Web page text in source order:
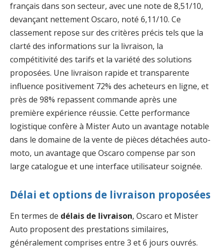
français dans son secteur, avec une note de 8,51/10,
devançant nettement Oscaro, noté 6,11/10. Ce
classement repose sur des critères précis tels que la
clarté des informations sur la livraison, la
compétitivité des tarifs et la variété des solutions
proposées. Une livraison rapide et transparente
influence positivement 72% des acheteurs en ligne, et
près de 98% repassent commande après une
première expérience réussie. Cette performance
logistique confère à Mister Auto un avantage notable
dans le domaine de la vente de pièces détachées auto-
moto, un avantage que Oscaro compense par son
large catalogue et une interface utilisateur soignée.
Délai et options de livraison proposées
En termes de délais de livraison, Oscaro et Mister
Auto proposent des prestations similaires,
généralement comprises entre 3 et 6 jours ouvrés.